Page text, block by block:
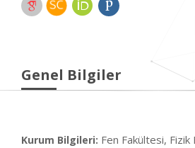
Genel Bilgiler
Kurum Bilgileri: Fen Fakültesi, Fizik